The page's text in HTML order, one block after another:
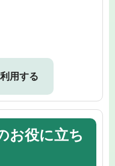
用する
お役に立ち